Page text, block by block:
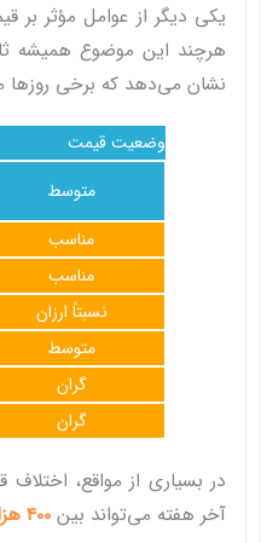
یکی دیگر از عوامل مؤثر بر
هرچند این موضوع همیشه
نشان می‌دهد که برخی روزها
وضعیت قیمت
متوسط
مناسب
مناسب
نسبتاً ارزان
متوسط
گران
گران
در بسیاری از مواقع،
آخر هفته می‌تواند بین 400 هزار تا 1٫5 میلیون تومان